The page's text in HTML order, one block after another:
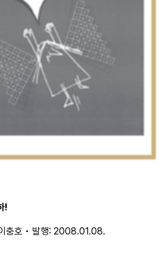
!
충호 • 발행: 2008.01.08.